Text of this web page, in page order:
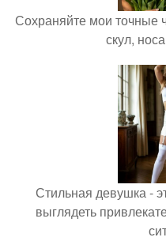
Сохраняйте мои точные
скул,
Стильная девушка -
выглядеть